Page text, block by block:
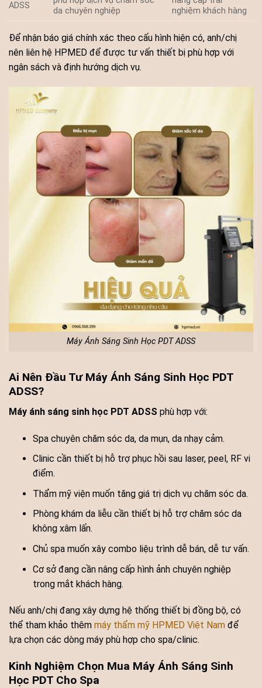
ADSS
da chuyên nghiệp
nghiệm khách hàng
Để nhận báo giá chính xác theo cấu hình hiện có, anh/chị
nên liên hệ HPMED để được tư vấn thiết bị phù hợp với
ngân sách và định hướng dịch vụ.
Máy Ánh Sáng Sinh Học PDT ADSS
Ai Nên Đầu Tư Máy Ánh Sáng Sinh Học PDT
ADSS?
Máy ánh sáng sinh học PDT ADSS phù hợp với:
Spa chuyên chăm sóc da, da mụn, da nhạy cảm.
Clinic cần thiết bị hỗ trợ phục hồi sau laser, peel, RF vi
điểm.
Thẩm mỹ viện muốn tăng giá trị dịch vụ chăm sóc da.
Phòng khám da liễu cần thiết bị hỗ trợ chăm sóc da
không xâm lấn.
Chủ spa muốn xây combo liệu trình dễ bán, dễ tư vấn.
Cơ sở đang cần nâng cấp hình ảnh chuyên nghiệp
trong mắt khách hàng.
Nếu anh/chị đang xây dựng hệ thống thiết bị đồng bộ, có
thể tham khảo thêm máy thẩm mỹ HPMED Việt Nam để
lựa chọn các dòng máy phù hợp cho spa/clinic.
Kinh Nghiệm Chọn Mua Máy Ánh Sáng Sinh
Học PDT Cho Spa